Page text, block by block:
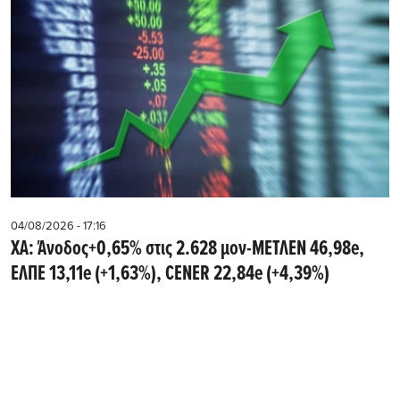
04/08/2026 - 17:16
ΧΑ: Άνοδος+0,65% στις 2.628 μον-ΜΕΤΛΕΝ 46,98e,
ΕΛΠΕ 13,11e (+1,63%), CENER 22,84e (+4,39%)